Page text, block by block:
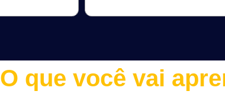
O que você vai